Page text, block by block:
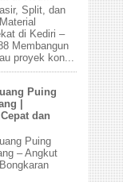
Split, dan
di Kediri –
Membangun
proyek kon...
Puing
|
dan
Puing
– Angkut